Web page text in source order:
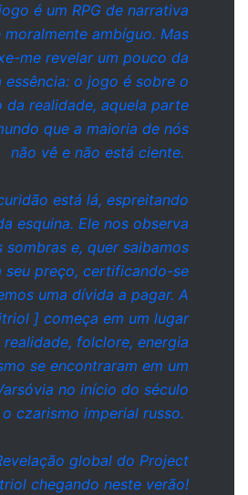
é um RPG de narrativa
ambíguo. Mas
me revelar um pouco da
essência: o jogo é sobre o
da realidade, aquela parte
que a maioria de nós
não vê e não está ciente.
está lá, espreitando
esquina. Ele nos observa
e, quer saibamos
seu preço, certificando-se
uma dívida a pagar. A
] começa em um lugar
folclore, energia
se encontraram em um
no início do século
o czarismo imperial russo.
global do Project
chegando neste verão!